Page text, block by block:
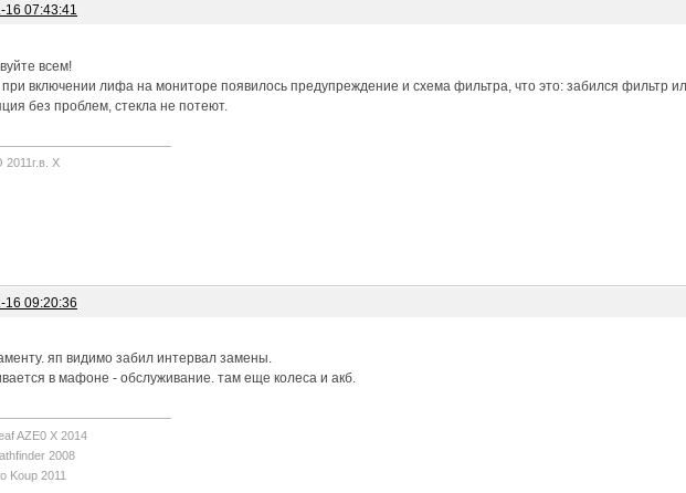
16 07:43:41
всем!
включении лифа на мониторе появилось предупреждение и схема фильтра, что это: забился фильтр
без проблем, стекла не потеют.
Х
16 09:20:36
яп видимо забил интервал замены.
в мафоне - обслуживание. там еще колеса и акб.
AZE0 X 2014
2008
Koup 2011